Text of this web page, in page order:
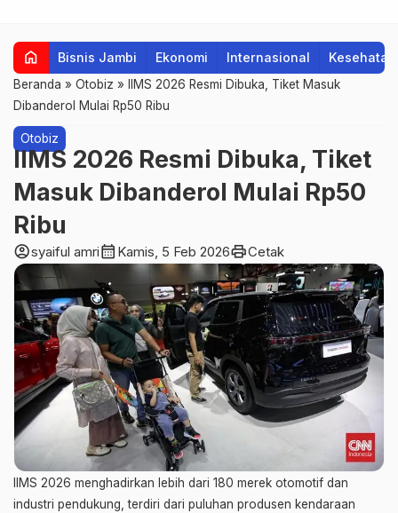
home Bisnis Jambi Ekonomi Internasional Kesehatan
Beranda » Otobiz »
IIMS 2026 Resmi Dibuka, Tiket Masuk
Dibanderol Mulai Rp50 Ribu
Otobiz
IIMS 2026 Resmi Dibuka, Tiket
Masuk Dibanderol Mulai Rp50
Ribu
account_circlesyaiful amricalendar_month Kamis, 5 Feb 2026printCetak
IIMS 2026 menghadirkan lebih dari 180 merek otomotif dan
industri pendukung, terdiri dari puluhan produsen kendaraan